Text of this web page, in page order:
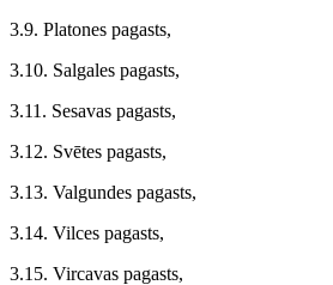
3.9. Platones pagasts,
3.10. Salgales pagasts,
3.11. Sesavas pagasts,
3.12. Svētes pagasts,
3.13. Valgundes pagasts,
3.14. Vilces pagasts,
3.15. Vircavas pagasts,